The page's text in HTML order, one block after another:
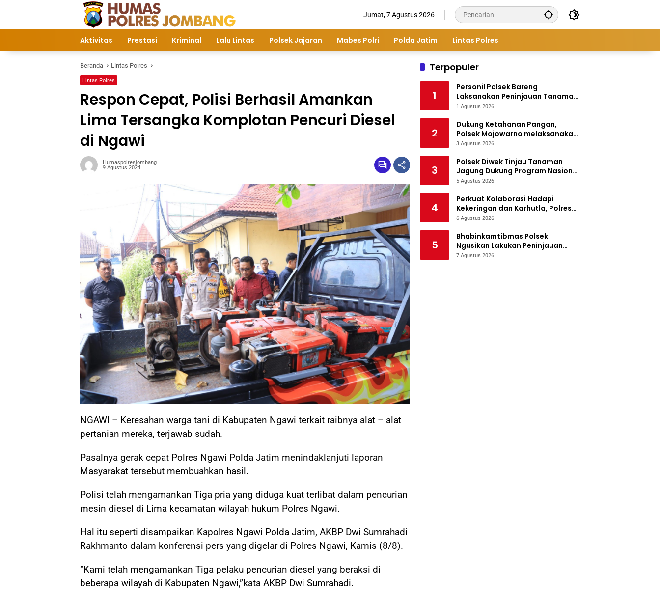
Jumat, 7 Agustus 2026
Aktivitas Prestasi Kriminal Lalu Lintas Polsek Jajaran Mabes Polri Polda Jatim Lintas Polres
Beranda Lintas Polres
Lintas Polres
Respon Cepat, Polisi Berhasil Amankan
Lima Tersangka Komplotan Pencuri Diesel
di Ngawi
Humaspolresjombang
9 Agustus 2024
NGAWI – Keresahan warga tani di Kabupaten Ngawi terkait raibnya alat – alat
pertanian mereka, terjawab sudah.
Pasalnya gerak cepat Polres Ngawi Polda Jatim menindaklanjuti laporan
Masyarakat tersebut membuahkan hasil.
Polisi telah mengamankan Tiga pria yang diduga kuat terlibat dalam pencurian
mesin diesel di Lima kecamatan wilayah hukum Polres Ngawi.
Hal itu seperti disampaikan Kapolres Ngawi Polda Jatim, AKBP Dwi Sumrahadi
Rakhmanto dalam konferensi pers yang digelar di Polres Ngawi, Kamis (8/8).
“Kami telah mengamankan Tiga pelaku pencurian diesel yang beraksi di
beberapa wilayah di Kabupaten Ngawi,”kata AKBP Dwi Sumrahadi.
Terpopuler
1
Personil Polsek Bareng
Laksanakan Peninjauan Tanaman
Jagung Dukung Program
1 Agustus 2026
2
Dukung Ketahanan Pangan,
Polsek Mojowarno melaksanakan
Pengecekan Tanaman Jagung
3 Agustus 2026
3
Polsek Diwek Tinjau Tanaman
Jagung Dukung Program Nasional
Asta Cita
5 Agustus 2026
4
Perkuat Kolaborasi Hadapi
Kekeringan dan Karhutla, Polres
Jombang Gelar Apel Siaga
6 Agustus 2026
5
Bhabinkamtibmas Polsek
Ngusikan Lakukan Peninjauan
Tanaman Jagung Dalam Rangka
7 Agustus 2026